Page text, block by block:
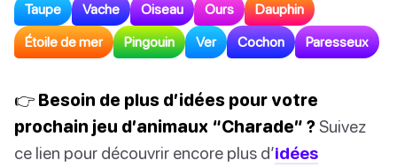
Taupe Vache Oiseau Ours Dauphin
Étoile de mer Pingouin Ver Cochon Paresseux
👉 Besoin de plus d’idées pour votre
prochain jeu d’animaux “Charade” ? Suivez
ce lien pour découvrir encore plus d’idées